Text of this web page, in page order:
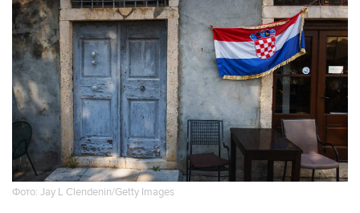
Фото: Jay L Clendenin/Getty Images